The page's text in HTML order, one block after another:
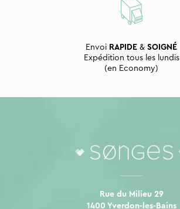
Envoi RAPIDE & SOIGNÉ
Expédition tous les lundis
(en Economy)
Rue du Milieu 29
1400 Yverdon-les-Bains